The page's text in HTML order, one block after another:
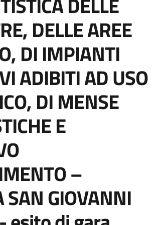
DELLE AREE
DI IMPIANTI
ADIBITI AD USO
DI MENSE
E
–
SAN GIOVANNI